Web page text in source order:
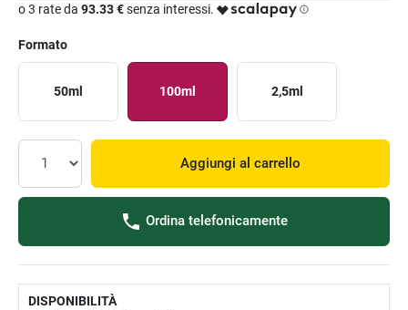
o 3 rate da 93.33 €senza interessi.
Formato
50ml 100ml 2,5ml
Aggiungi al carrello
Ordina telefonicamente
DISPONIBILITÀ